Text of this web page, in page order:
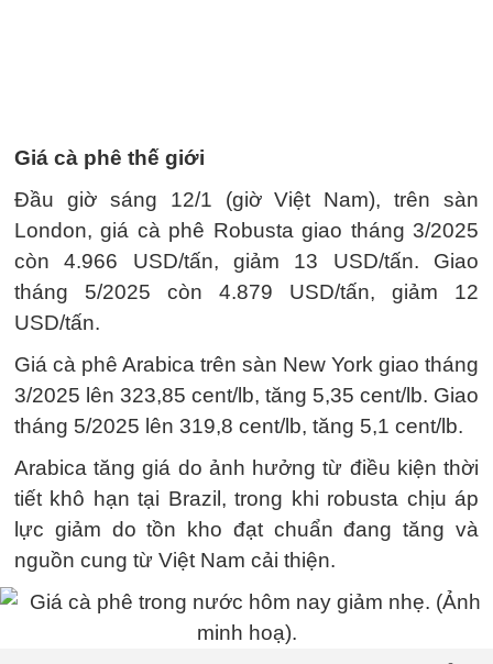
Giá cà phê thế giới
Đầu giờ sáng 12/1 (giờ Việt Nam), trên sàn
London, giá cà phê Robusta giao tháng 3/2025
còn 4.966 USD/tấn, giảm 13 USD/tấn. Giao
tháng 5/2025 còn 4.879 USD/tấn, giảm 12
USD/tấn.
Giá cà phê Arabica trên sàn New York giao tháng
3/2025 lên 323,85 cent/lb, tăng 5,35 cent/lb. Giao
tháng 5/2025 lên 319,8 cent/lb, tăng 5,1 cent/lb.
Arabica tăng giá do ảnh hưởng từ điều kiện thời
tiết khô hạn tại Brazil, trong khi robusta chịu áp
lực giảm do tồn kho đạt chuẩn đang tăng và
nguồn cung từ Việt Nam cải thiện.